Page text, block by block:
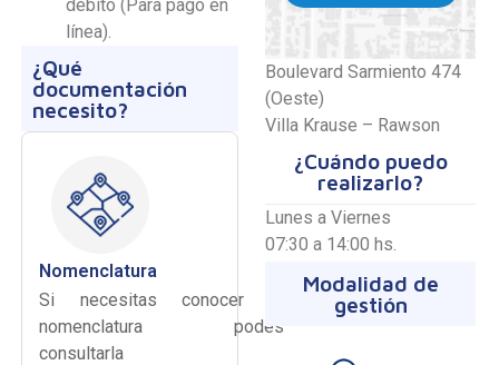
débito (Para pago en
línea).
¿Qué
documentación
necesito?
Nomenclatura
Si necesitas conocer tu
nomenclatura podés
consultarla
Boulevard Sarmiento 474
(Oeste)
Villa Krause – Rawson
¿Cuándo puedo
realizarlo?
Lunes a Viernes
07:30 a 14:00 hs.
Modalidad de
gestión
Online, Presencial